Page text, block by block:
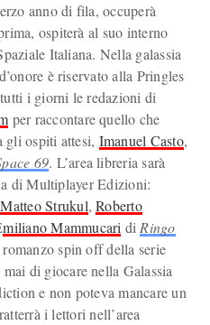
anno di fila, occuperà
ospiterà al suo interno
Italiana. Nella galassia
è riservato alla Pringles
i giorni le redazioni di
per raccontare quello che
gli ospiti attesi, Imanuel Casto,
69. L’area libreria sarà
di Multiplayer Edizioni:
Matteo Strukul,Roberto
miliano Mammucari di Ringo
spin off della serie
di giocare nella Galassia
e non poteva mancare un
i lettori nell’area